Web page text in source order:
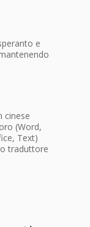
e
cinese
(Word,
Text)
traduttore